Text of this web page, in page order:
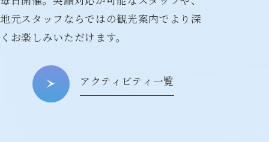
地元スタッフならではの観光案内でより深
くお楽しみいただけます。
アクティビティ一覧